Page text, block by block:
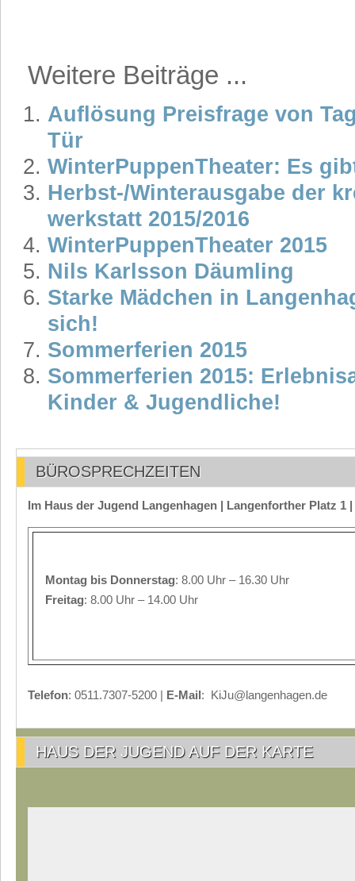
Weitere Beiträge ...
Auflösung Preisfrage von
Tür
WinterPuppenTheater: Es
Herbst-/Winterausgabe der
werkstatt 2015/2016
WinterPuppenTheater 2015
Nils Karlsson Däumling
Starke Mädchen in
sich!
Sommerferien 2015
Sommerferien 2015:
Kinder & Jugendliche!
BÜROSPRECHZEITEN
Im Haus der Jugend Langenhagen | Langenforther Platz 1
Montag bis Donnerstag: 8.00 Uhr – 16.30 Uhr
Freitag: 8.00 Uhr – 14.00 Uhr
Telefon: 0511.7307-5200 | E-Mail: KiJu@langenhagen.de
HAUS DER JUGEND AUF DER KARTE